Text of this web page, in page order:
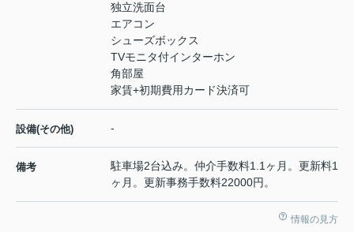
独立洗面台
エアコン
シューズボックス
TVモニタ付インターホン
角部屋
家賃+初期費用カード決済可
設備(その他) -
備考
駐車場2台込み。仲介手数料1.1ヶ月。更新料1
ヶ月。更新事務手数料22000円。
情報の見方